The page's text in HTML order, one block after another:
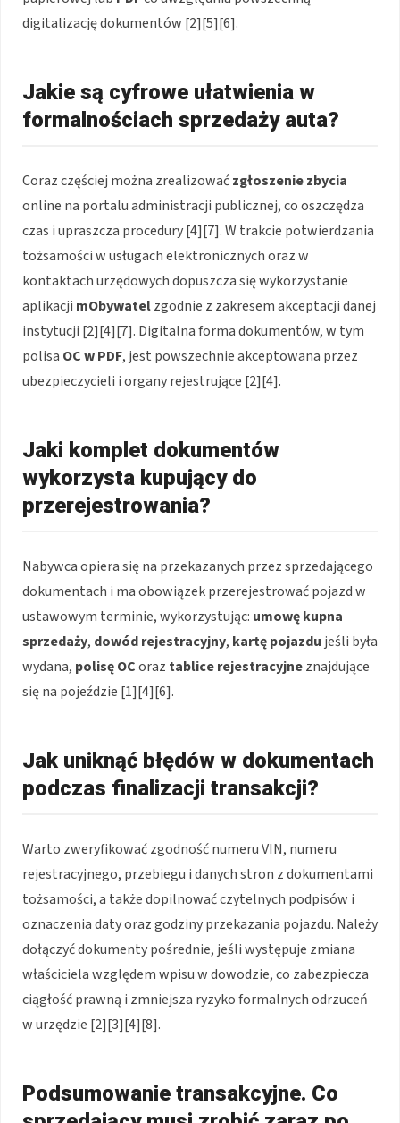
digitalizację dokumentów [2][5][6].
Jakie są cyfrowe ułatwienia w
formalnościach sprzedaży auta?
Coraz częściej można zrealizowaćzgłoszenie zbycia
online na portalu administracji publicznej, co oszczędza
czas i upraszcza procedury [4][7]. W trakcie potwierdzania
tożsamości w usługach elektronicznych oraz w
kontaktach urzędowych dopuszcza się wykorzystanie
aplikacji mObywatelzgodnie z zakresem akceptacji danej
instytucji [2][4][7]. Digitalna forma dokumentów, w tym
polisa OC w PDF, jest powszechnie akceptowana przez
ubezpieczycieli i organy rejestrujące [2][4].
Jaki komplet dokumentów
wykorzysta kupujący do
przerejestrowania?
Nabywca opiera się na przekazanych przez sprzedającego
dokumentach i ma obowiązek przerejestrować pojazd w
ustawowym terminie, wykorzystując: umowę kupna
sprzedaży, dowód rejestracyjny, kartę pojazdu jeśli była
wydana, polisę OCoraz tablice rejestracyjneznajdujące
się na pojeździe [1][4][6].
Jak uniknąć błędów w dokumentach
podczas finalizacji transakcji?
Warto zweryfikować zgodność numeru VIN, numeru
rejestracyjnego, przebiegu i danych stron z dokumentami
tożsamości, a także dopilnować czytelnych podpisów i
oznaczenia daty oraz godziny przekazania pojazdu. Należy
dołączyć dokumenty pośrednie, jeśli występuje zmiana
właściciela względem wpisu w dowodzie, co zabezpiecza
ciągłość prawną i zmniejsza ryzyko formalnych odrzuceń
w urzędzie [2][3][4][8].
Podsumowanie transakcyjne. Co